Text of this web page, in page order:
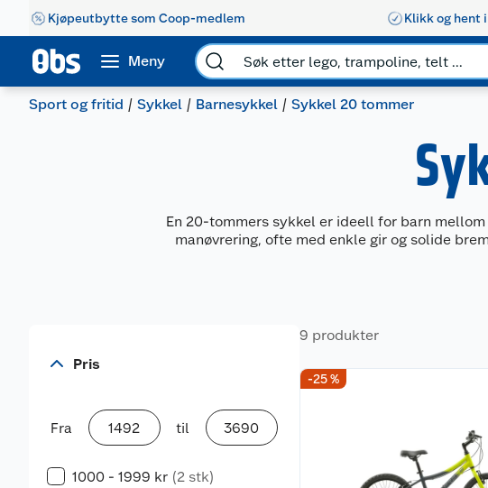
Kjøpeutbytte som Coop-medlem Klikk og hent
Meny
Sport og fritid Sykkel Barnesykkel Sykkel 20 tommer
En 20-tommers sykkel er ideell for barn
manøvrering, ofte med enkle gir og solide
Pris
Fra til
1000 - 1999 kr (2 stk)
9 produkter
-25 %